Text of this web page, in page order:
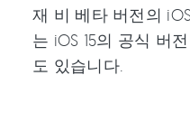
재 비 베타 버전의
는 iOS 15의 공식 버
도 있습니다.